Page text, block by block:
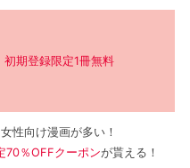
初期登録限定1冊無料
女性向け漫画が多い！
70％OFFクーポンが貰える！